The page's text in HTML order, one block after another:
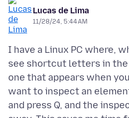
Lucas de Lima
11/28/24, 5:44 AM
I have a Linux PC where,
see shortcut letters in
one that appears when
want to inspect an
and press Q, and the